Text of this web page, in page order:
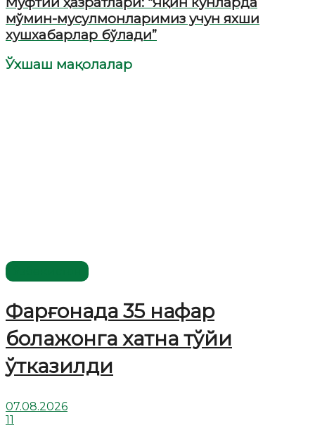
мўмин-мусулмонларимиз учун яхши
хушхабарлар бўлади”
Ўхшаш мақолалар
Фарғонада 35 нафар
болажонга хатна тўйи
ўтказилди
07.08.2026
11